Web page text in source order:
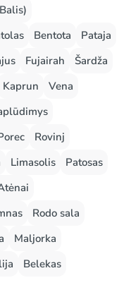
Bentota
Pataja
Fujairah
Šardža
Kaprun
Vena
Rovinj
Limasolis
Patosas
Rodo sala
Maljorka
Belekas